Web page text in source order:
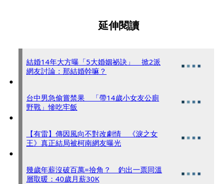
延伸閱讀
結婚14年大方曝「5大婚姻祕訣」 掀2派
網友討論：那結婚幹嘛？
台中男急偷嘗禁果 「帶14歲小女友公廁
野戰」慘吃牢飯
【有雷】傳因風向不對改劇情 《淚之女
王》真正結局被柯南網友曝光
幾歲年薪沒破百萬=撿角？ 釣出一票同溫
層取暖：40歲月薪30K